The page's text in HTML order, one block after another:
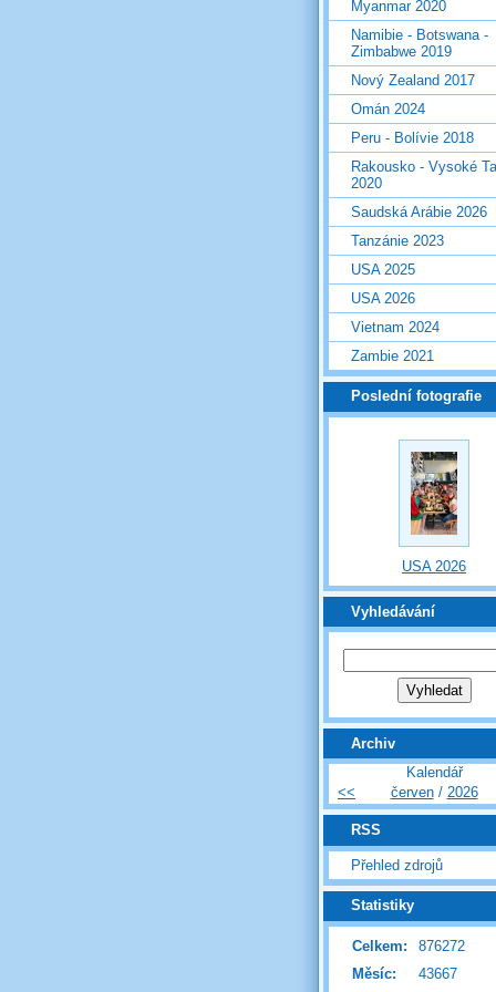
Myanmar 2020
Namibie - Botswana -
Zimbabwe 2019
Nový Zealand 2017
Omán 2024
Peru - Bolívie 2018
Rakousko - Vysoké
2020
Saudská Arábie 2026
Tanzánie 2023
USA 2025
USA 2026
Vietnam 2024
Zambie 2021
Poslední fotografie
USA 2026
Vyhledávání
Archiv
Kalendář
<<
červen/ 2026
RSS
Přehled zdrojů
Statistiky
Celkem:
876272
Měsíc:
43667